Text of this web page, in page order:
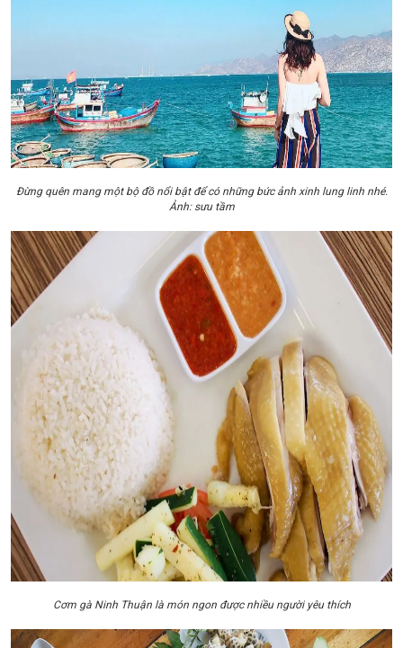
Đừng quên mang một bộ đồ nổi bật để có những bức ảnh xinh lung linh nhé.
Ảnh: sưu tầm
Cơm gà Ninh Thuận là món ngon được nhiều người yêu thích